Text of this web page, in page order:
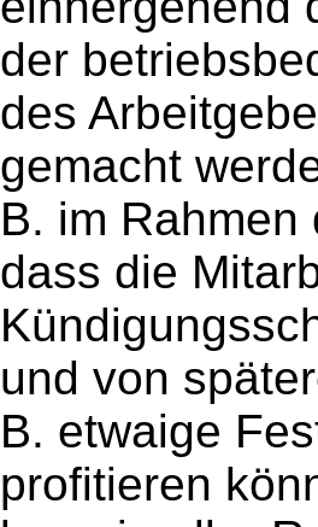
der
des
gemacht
B. im
dass die
und von
B. etwaige
profitieren